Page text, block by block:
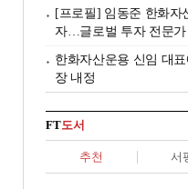
[프로필] 임동준 한화자
자…글로벌 투자 전문가
한화자산운용 신임 대
장 내정
FT도서
추천 서